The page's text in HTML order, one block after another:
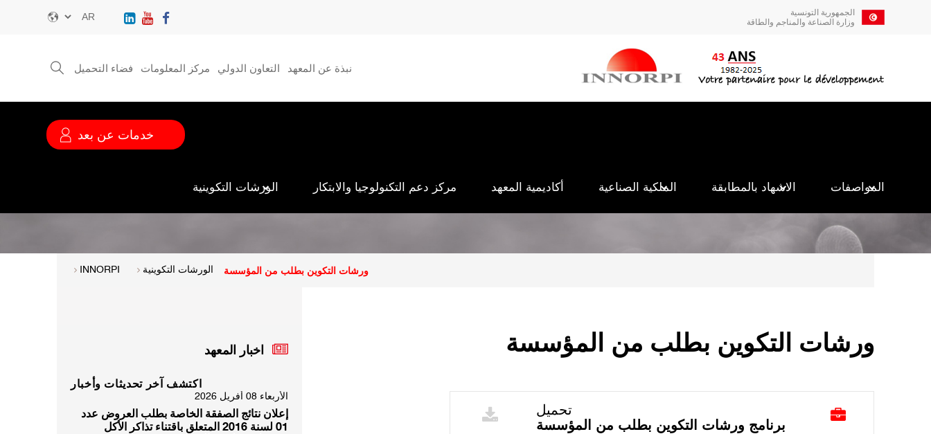
الجمهورية التونسية
وزارة الصناعة والمناجم والطاقة
Select
Menu
نبذة عن المعهد التعاون الدولي مركز المعلومات فضاء التحميل
الخدمة
خدمات عن بعد
المواصفات الاشهاد بالمطابقة الملكية الصناعية أكاديمية المعهد مركز دعم التكنولوجيا والابتكار الورشات التكوينية
INNORPI الورشات التكوينية ورشات التكوين بطلب من المؤسسة
ورشات التكوين بطلب من المؤسسة
تحميل
برنامج ورشات التكوين بطلب من المؤسسة
اخبار المعهد
اكتشف آخر تحديثات وأخبار
الأربعاء 08 أفريل 2026
إعلان نتائج الصفقة الخاصة بطلب العروض عدد
01 لسنة 2016 المتعلق باقتناء تذاكر الأكل